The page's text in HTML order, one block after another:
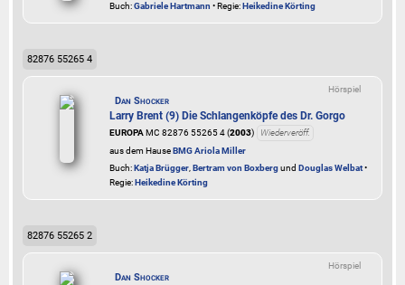
Buch:Gabriele Hartmann • Regie:Heikedine Körting
82876 55265 4
Hörspiel
Dan Shocker
Larry Brent (9) Die Schlangenköpfe des Dr. Gorgo
EUROPAMC 82876 55265 4 (2003)
Wiederveröff.
aus dem HauseBMG Ariola Miller
Buch:Katja Brügger,Bertram von Boxbergund Douglas Welbat•
Regie:Heikedine Körting
82876 55265 2
Hörspiel
Dan Shocker